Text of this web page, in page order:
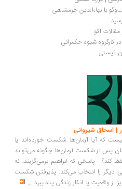
خرمشاهی
شیوه حکمرانی
شیروانی
آرمان‌ها شکست خورده‌اند یا
شکست آرمان‌ها چگونه می‌تواند
که ابراهیم برمی‌گزیند، نه
انتخاب می‌کند: پذیرفتن شکست
یا انکار زندگی پناه ببرد...